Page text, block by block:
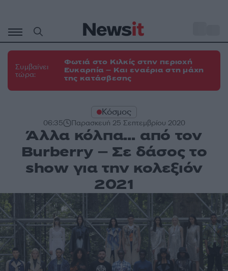
περιεχόμενο
Συμβαίνει
τώρα:
Φωτιά στο Κιλκίς στην περιοχή
Ευκαρπία – Και εναέρια στη μάχη
της κατάσβεσης
Κόσμος
06:35 Παρασκευή 25 Σεπτεμβρίου 2020
Άλλα κόλπα… από τον
Burberry – Σε δάσος το
show για την κολεξιόν
2021